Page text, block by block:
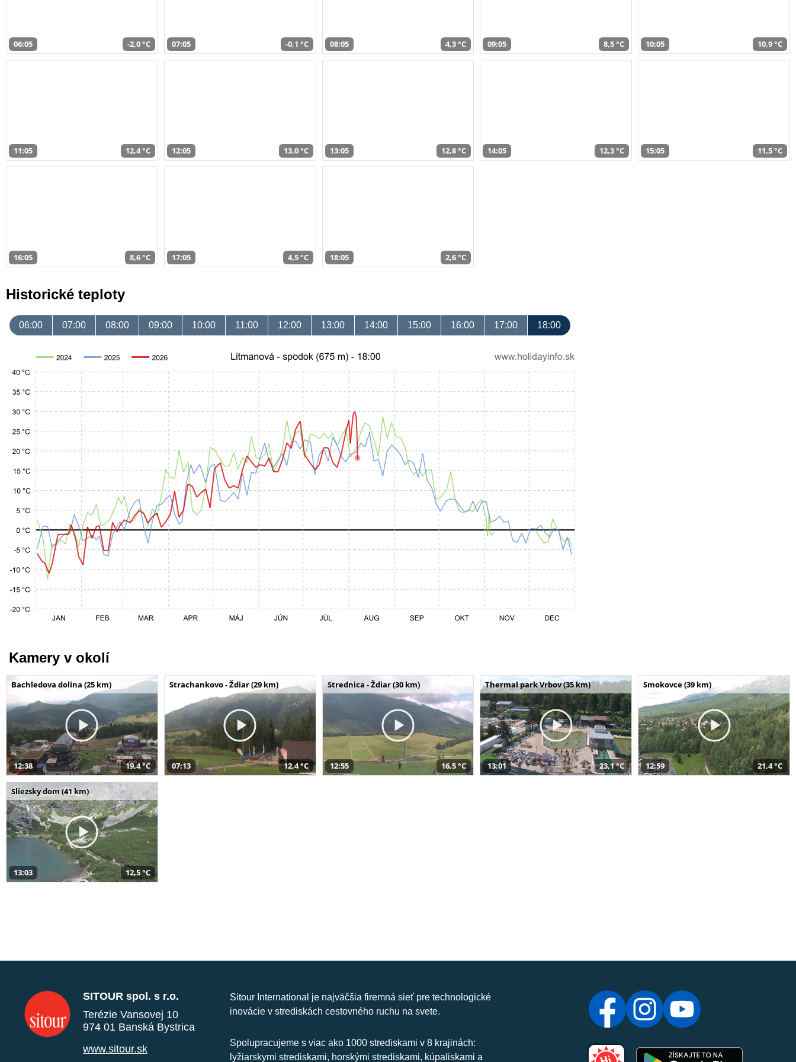
06:05 -2,0 °C 07:05 -0,1 °C 08:05 4,3 °C 09:05 8,5 °C 10:05 10,9 °C
11:05 12,4 °C 12:05 13,0 °C 13:05 12,8 °C 14:05 12,3 °C 15:05 11,5 °C
16:05 8,6 °C 17:05 4,5 °C 18:05 2,6 °C
Historické teploty
06:00 07:00 08:00 09:00 10:00 11:00 12:00 13:00 14:00 15:00 16:00 17:00 18:00
Kamery v okolí
Bachledova dolina (25 km)
12:38 19,4 °C
Strachankovo - Ždiar (29 km)
07:13 12,4 °C
Strednica - Ždiar (30 km)
12:55 16,5 °C
Thermal park Vrbov (35 km)
13:01 23,1 °C
Smokovce (39 km)
12:59 21,4 °C
Sliezsky dom (41 km)
13:03 12,5 °C
SITOUR spol. s r.o.
Terézie Vansovej 10
974 01 Banská Bystrica
www.sitour.sk
Sitour International je najväčšia firemná sieť pre technologické
inovácie v strediskách cestovného ruchu na svete.
Spolupracujeme s viac ako 1000 strediskami v 8 krajinách:
lyžiarskymi strediskami, horskými strediskami, kúpaliskami a